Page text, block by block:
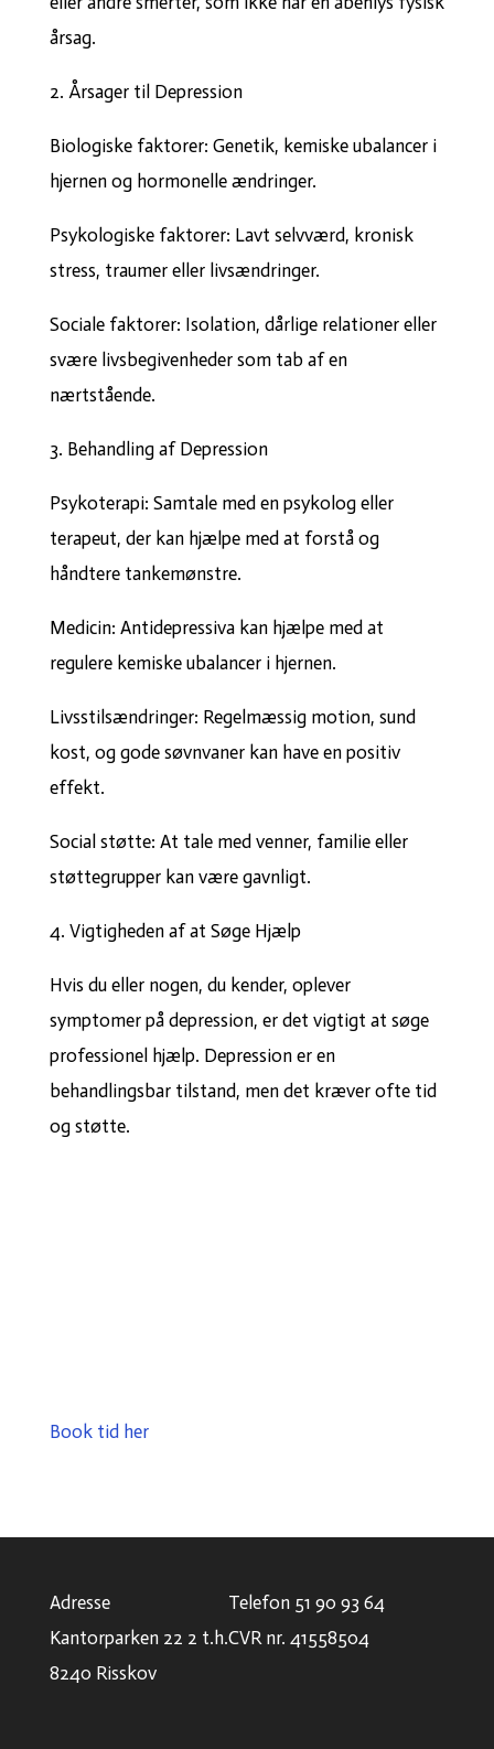
årsag.
2. Årsager til Depression
Biologiske faktorer: Genetik, kemiske ubalancer i
hjernen og hormonelle ændringer.
Psykologiske faktorer: Lavt selvværd, kronisk
stress, traumer eller livsændringer.
Sociale faktorer: Isolation, dårlige relationer eller
svære livsbegivenheder som tab af en
nærtstående.
3. Behandling af Depression
Psykoterapi: Samtale med en psykolog eller
terapeut, der kan hjælpe med at forstå og
håndtere tankemønstre.
Medicin: Antidepressiva kan hjælpe med at
regulere kemiske ubalancer i hjernen.
Livsstilsændringer: Regelmæssig motion, sund
kost, og gode søvnvaner kan have en positiv
effekt.
Social støtte: At tale med venner, familie eller
støttegrupper kan være gavnligt.
4. Vigtigheden af at Søge Hjælp
Hvis du eller nogen, du kender, oplever
symptomer på depression, er det vigtigt at søge
professionel hjælp. Depression er en
behandlingsbar tilstand, men det kræver ofte tid
og støtte.
Book tid her
Adresse
Kantorparken 22 2 t.h.
8240 Risskov
Telefon 51 90 93 64
CVR nr. 41558504